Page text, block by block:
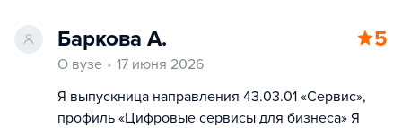
Баркова А. 5
О вузе
17 июня 2026
Я выпускница направления 43.03.01 «Сервис»,
профиль «Цифровые сервисы для бизнеса» Я